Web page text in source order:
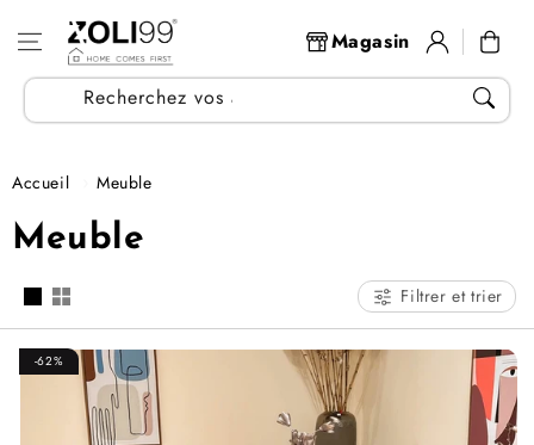
contenu
Recherchez vos articles...
Magasin
connecter
Panier
Accueil Meuble
C
o
l
l
Meuble
Filtrer et trier
-62%